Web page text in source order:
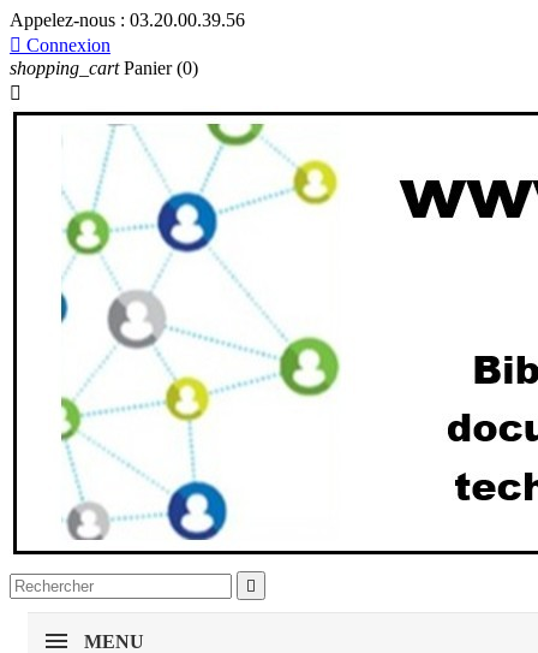
Appelez-nous : 03.20.00.39.56
 Connexion
shopping_cart Panier (0)


MENU